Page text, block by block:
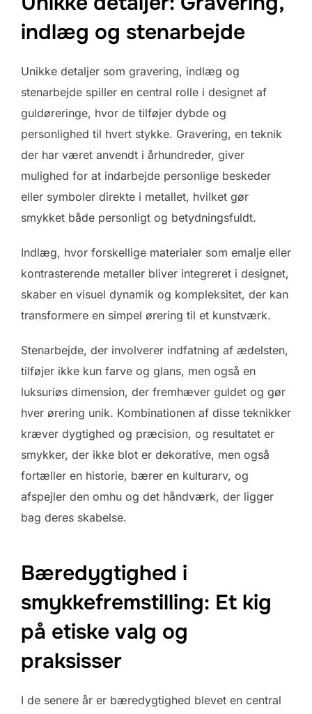
indlæg og stenarbejde
Unikke detaljer som gravering, indlæg og
stenarbejde spiller en central rolle i designet af
guldøreringe, hvor de tilføjer dybde og
personlighed til hvert stykke. Gravering, en teknik
der har været anvendt i århundreder, giver
mulighed for at indarbejde personlige beskeder
eller symboler direkte i metallet, hvilket gør
smykket både personligt og betydningsfuldt.
Indlæg, hvor forskellige materialer som emalje eller
kontrasterende metaller bliver integreret i designet,
skaber en visuel dynamik og kompleksitet, der kan
transformere en simpel ørering til et kunstværk.
Stenarbejde, der involverer indfatning af ædelsten,
tilføjer ikke kun farve og glans, men også en
luksuriøs dimension, der fremhæver guldet og gør
hver ørering unik. Kombinationen af disse teknikker
kræver dygtighed og præcision, og resultatet er
smykker, der ikke blot er dekorative, men også
fortæller en historie, bærer en kulturarv, og
afspejler den omhu og det håndværk, der ligger
bag deres skabelse.
Bæredygtighed i
smykkefremstilling: Et kig
på etiske valg og
praksisser
I de senere år er bæredygtighed blevet en central